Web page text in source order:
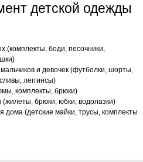
детской одежды
(комплекты, боди, песочники,
и девочек (футболки, шорты,
леггинсы)
комплекты, брюки)
брюки, юбки, водолазки)
дома (детские майки, трусы, комплекты